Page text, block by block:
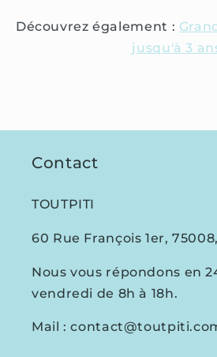
Découvrez également :
jusqu'à 3
Contact
TOUTPITI
60 Rue François 1er,
Nous vous répondons en
vendredi de 8h à 18h.
Mail :